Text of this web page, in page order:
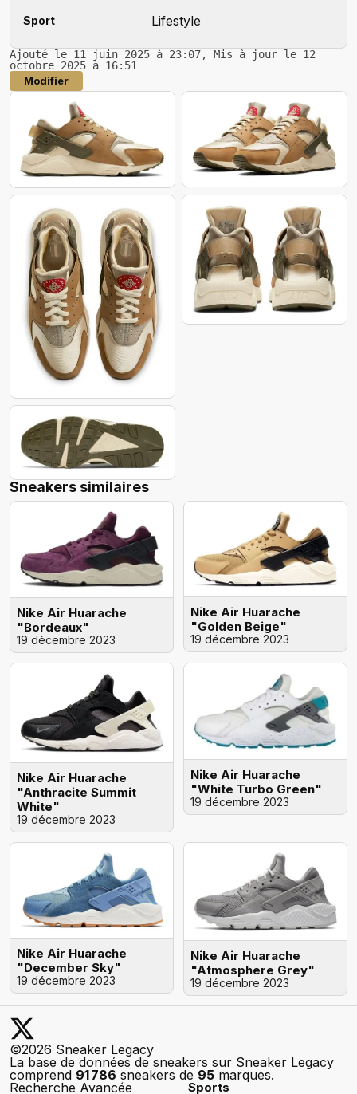
Sport Lifestyle
Ajouté le 11 juin 2025 à 23:07, Mis à jour le 12
octobre 2025 à 16:51
Modifier
Sneakers similaires
Nike Air Huarache
"Bordeaux"
19 décembre 2023
Nike Air Huarache
"Golden Beige"
19 décembre 2023
Nike Air Huarache
"Anthracite Summit
White"
19 décembre 2023
Nike Air Huarache
"White Turbo Green"
19 décembre 2023
Nike Air Huarache
"December Sky"
19 décembre 2023
Nike Air Huarache
"Atmosphere Grey"
19 décembre 2023
©2026 Sneaker Legacy
La base de données de sneakers sur Sneaker Legacy
comprend 91 786 sneakers de 95 marques.
Recherche Avancée
Sports